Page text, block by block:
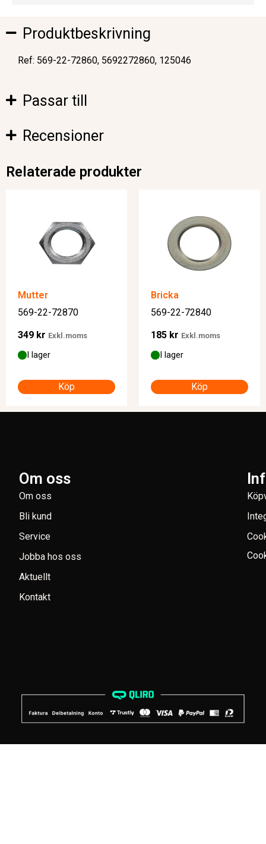
Produktbeskrivning
Ref: 569-22-72860, 5692272860, 125046
Passar till
Recensioner
Relaterade produkter
Mutter
569-22-72870
349 kr Exkl.moms
I lager
Köp
Bricka
569-22-72840
185 kr Exkl.moms
I lager
Köp
Om oss
Om oss
Bli kund
Service
Jobba hos oss
Aktuellt
Kontakt